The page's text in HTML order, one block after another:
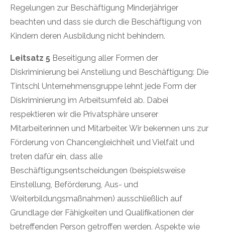
Regelungen zur Beschäftigung Minderjähriger
beachten und dass sie durch die Beschäftigung von
Kindern deren Ausbildung nicht behindern.
Leitsatz 5 Beseitigung aller Formen der
Diskriminierung bei Anstellung und Beschäftigung: Die
Tintschl Unternehmensgruppe lehnt jede Form der
Diskriminierung im Arbeitsumfeld ab. Dabei
respektieren wir die Privatsphäre unserer
Mitarbeiterinnen und Mitarbeiter. Wir bekennen uns zur
Förderung von Chancengleichheit und Vielfalt und
treten dafür ein, dass alle
Beschäftigungsentscheidungen (beispielsweise
Einstellung, Beförderung, Aus- und
Weiterbildungsmaßnahmen) ausschließlich auf
Grundlage der Fähigkeiten und Qualifikationen der
betreffenden Person getroffen werden. Aspekte wie